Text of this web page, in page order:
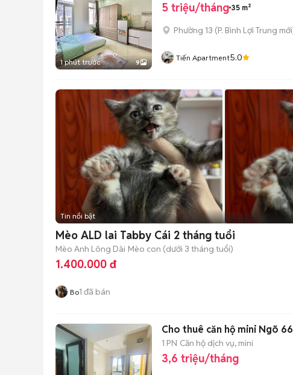
1 phút trước 9
5 triệu/tháng 35 m²
Phường 13 (P. Bình Lợi Trung
Tiến Apartment5.0
Tin nổi bật
Mèo ALD lai Tabby Cái 2 tháng tuổi
Mèo Anh Lông Dài Mèo con (dưới 3 tháng tuổi)
1.400.000 đ
Bo1 đã bán
Cho thuê căn hộ mini Ngõ
1 PN Căn hộ dịch vụ, mini
3,6 triệu/tháng